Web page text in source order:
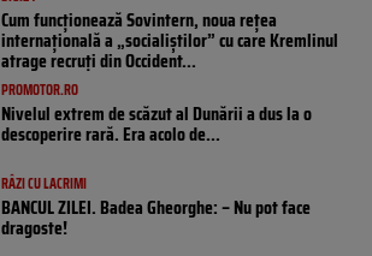
Cum funcționează Sovintern, noua rețea
internațională a „socialiștilor” cu care Kremlinul
atrage recruți din Occident...
PROMOTOR.RO
Nivelul extrem de scăzut al Dunării a dus la o
descoperire rară. Era acolo de...
RÂZI CU LACRIMI
BANCUL ZILEI. Badea Gheorghe: – Nu pot face
dragoste!